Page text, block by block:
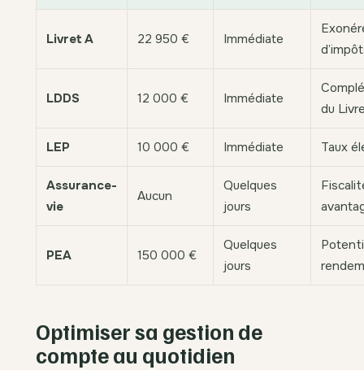
Livret A 22 950 € Immédiate
LDDS 12 000 € Immédiate
du
LEP 10 000 € Immédiate Taux
Assurance-
vie
Aucun
Quelques
jours
PEA 150 000 €
Quelques
jours
Optimiser sa gestion de
compte au quotidien